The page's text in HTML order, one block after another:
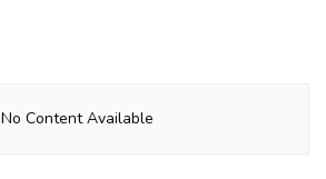
No Content Available